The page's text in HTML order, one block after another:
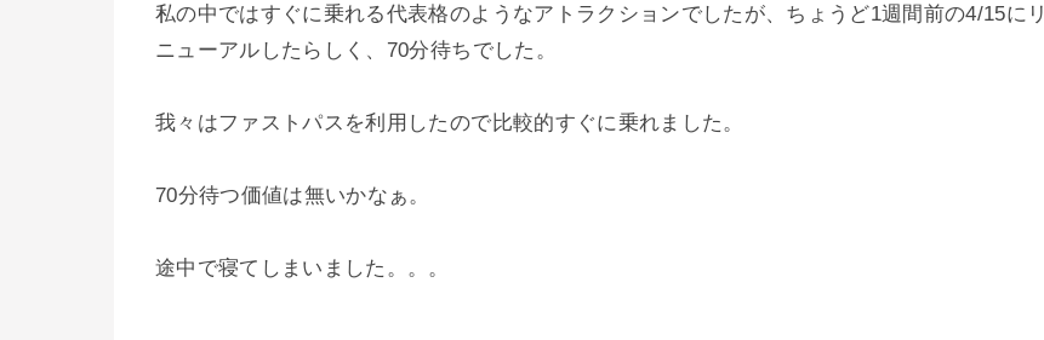
私の中ではすぐに乗れる代表格のようなアトラクションでしたが、ちょうど1週間前の4/15にリ
ニューアルしたらしく、70分待ちでした。
我々はファストパスを利用したので比較的すぐに乗れました。
70分待つ価値は無いかなぁ。
途中で寝てしまいました。。。